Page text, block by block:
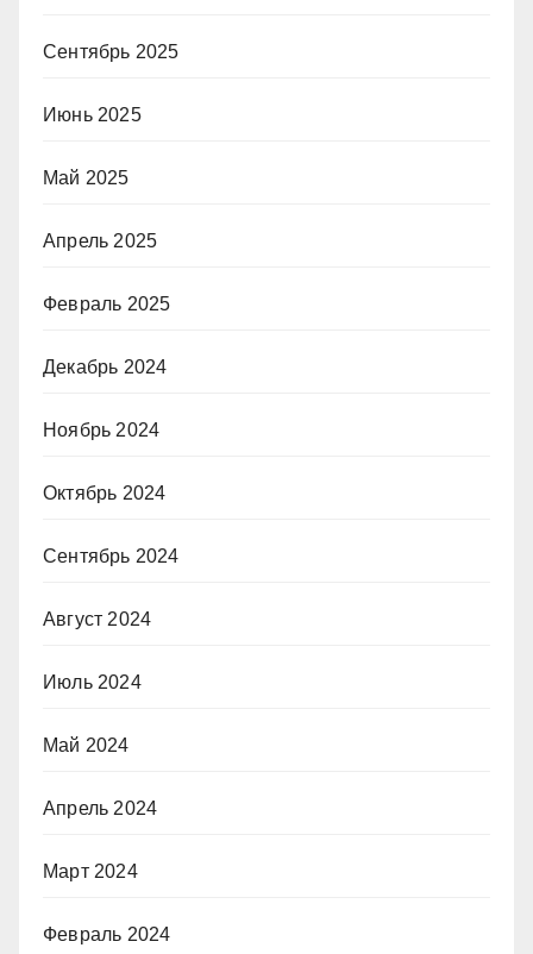
Сентябрь 2025
Июнь 2025
Май 2025
Апрель 2025
Февраль 2025
Декабрь 2024
Ноябрь 2024
Октябрь 2024
Сентябрь 2024
Август 2024
Июль 2024
Май 2024
Апрель 2024
Март 2024
Февраль 2024